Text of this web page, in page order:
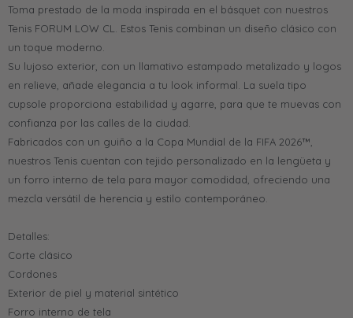
Toma prestado de la moda inspirada en el básquet con nuestros
Tenis FORUM LOW CL. Estos Tenis combinan un diseño clásico con
un toque moderno.
Su lujoso exterior, con un llamativo estampado metalizado y logos
en relieve, añade elegancia a tu look informal. La suela tipo
cupsole proporciona estabilidad y agarre, para que te muevas con
confianza por las calles de la ciudad.
Fabricados con un guiño a la Copa Mundial de la FIFA 2026™,
nuestros Tenis cuentan con tejido personalizado en la lengüeta y
un forro interno de tela para mayor comodidad, ofreciendo una
mezcla versátil de herencia y estilo contemporáneo.
Detalles:
Corte clásico
Cordones
Exterior de piel y material sintético
Forro interno de tela